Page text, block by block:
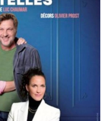
mais qui est-il
nous rappelle que
naissent des